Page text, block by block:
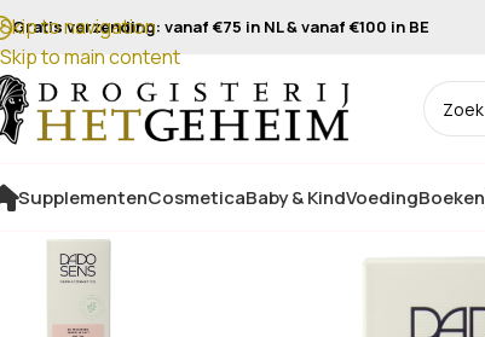
Skip to navigation
Skip to main content
Gratis verzending: vanaf €75 in NL & vanaf €100 in BE
SupplementenCosmeticaBaby & KindVoedingBoeken